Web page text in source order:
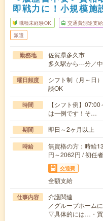
即戦力に！小規模施
職種未経験OK 交通費別途支給
派遣
勤務地
佐賀県多久市
多久駅から---分／
曜日頻度
シフト制（月～日
談OK
時間
【シフト例】
は一例です！そ…
期間 即日～2ヶ月以上
時給
無資格の方：時給
円～2062円 / 初任
交通費
全額支給
仕事内容
介護関連
／グループホーム
▽具体的には…・